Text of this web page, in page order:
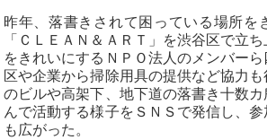
昨年、落書きされて困っている場所を
「ＣＬＥＡＮ＆ＡＲＴ」を渋谷区で立
をきれいにするＮＰＯ法人のメンバー
区や企業から掃除用具の提供など協力
のビルや高架下、地下道の落書き十数
んで活動する様子をＳＮＳで発信し、
も広がった。